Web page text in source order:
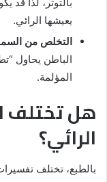
يعيشها الرائي.
التخلص من
الباطن يحاول
المؤلمة.
هل تختلف
الرائي؟
بالطبع، تختلف